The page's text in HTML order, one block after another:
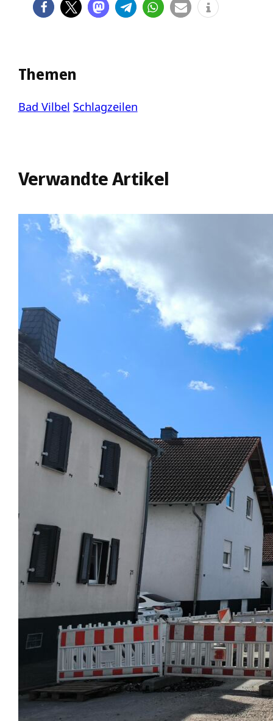
Themen
Bad Vilbel Schlagzeilen
Verwandte Artikel